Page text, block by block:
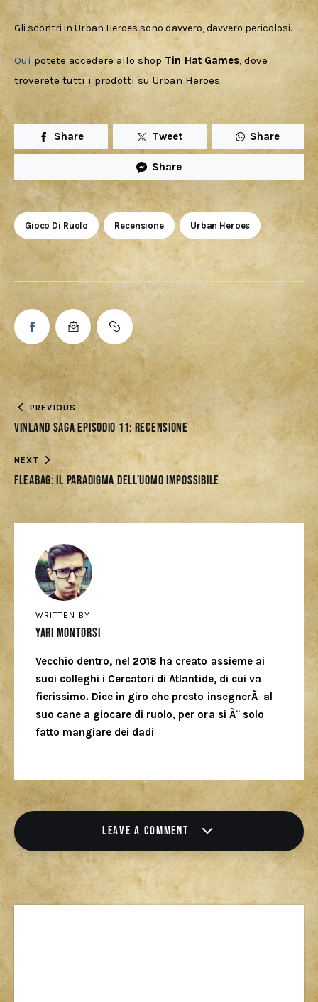
Gli scontri in Urban Heroes sono davvero, davvero pericolosi.
Qui potete accedere allo shop Tin Hat Games, dove
troverete tutti i prodotti su Urban Heroes.
Share Tweet Share
Share
Gioco Di Ruolo Recensione Urban Heroes
PREVIOUS
Vinland Saga Episodio 11: recensione
NEXT
Fleabag: il paradigma dell’uomo impossibile
WRITTEN BY
Yari Montorsi
Vecchio dentro, nel 2018 ha creato assieme ai
suoi colleghi i Cercatori di Atlantide, di cui va
fierissimo. Dice in giro che presto insegnerÃ al
suo cane a giocare di ruolo, per ora si Ã¨ solo
fatto mangiare dei dadi
LEAVE A COMMENT